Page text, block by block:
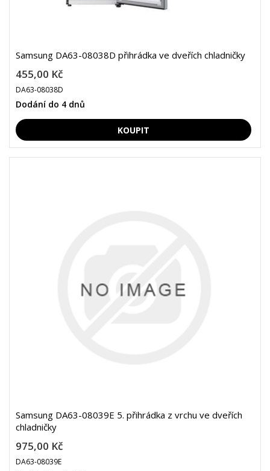
Samsung DA63-08038D přihrádka ve dveřích chladničky
455,00 Kč
DA63-08038D
Dodání do 4 dnů
Samsung DA63-08039E 5. přihrádka z vrchu ve dveřích
chladničky
975,00 Kč
DA63-08039E